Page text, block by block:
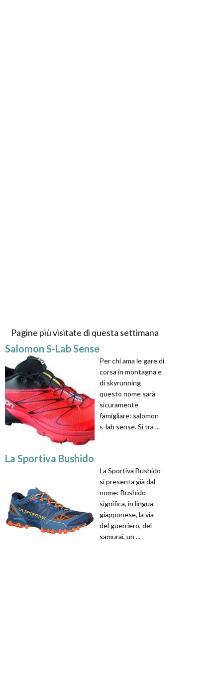
Pagine più visitate di questa settimana
Salomon S-Lab Sense
Per chi ama le gare di
corsa in montagna e
di skyrunning
questo nome sarà
sicuramente
famigliare: salomon
s-lab sense. Si tra ...
La Sportiva Bushido
La Sportiva Bushido
si presenta già dal
nome: Bushido
significa, in lingua
giapponese, la via
del guerriero, del
samurai, un ...